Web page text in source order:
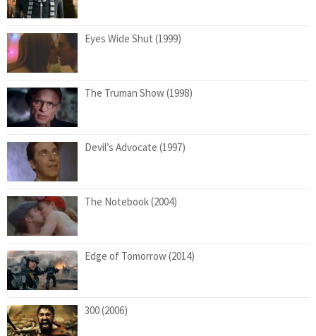
Eyes Wide Shut (1999)
The Truman Show (1998)
Devil’s Advocate (1997)
The Notebook (2004)
Edge of Tomorrow (2014)
300 (2006)